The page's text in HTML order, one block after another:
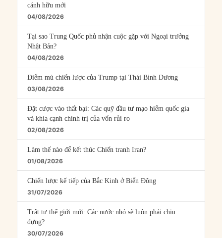
cánh hữu mới
04/08/2026
Tại sao Trung Quốc phủ nhận cuộc gặp với Ngoại trưởng
Nhật Bản?
04/08/2026
Điểm mù chiến lược của Trump tại Thái Bình Dương
03/08/2026
Đặt cược vào thất bại: Các quỹ đầu tư mạo hiểm quốc gia
và khía cạnh chính trị của vốn rủi ro
02/08/2026
Làm thế nào để kết thúc Chiến tranh Iran?
01/08/2026
Chiến lược kế tiếp của Bắc Kinh ở Biển Đông
31/07/2026
Trật tự thế giới mới: Các nước nhỏ sẽ luôn phải chịu
đựng?
30/07/2026